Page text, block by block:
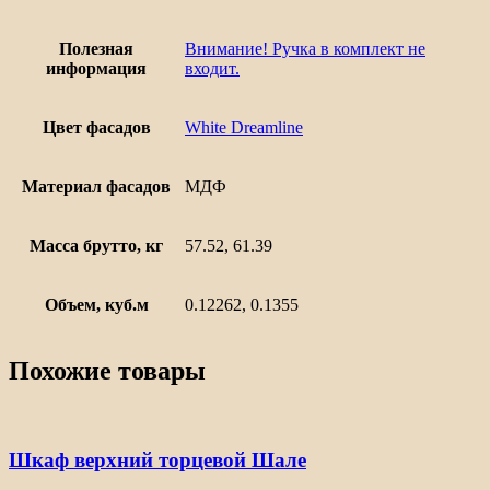
Полезная
информация
Внимание! Ручка в комплект не
входит.
Цвет фасадов White Dreamline
Материал фасадов МДФ
Масса брутто, кг 57.52, 61.39
Объем, куб.м 0.12262, 0.1355
Похожие товары
Шкаф верхний торцевой Шале